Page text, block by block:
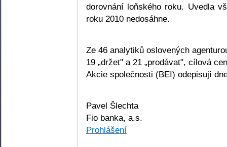
dorovnání loňského roku. Uvedla
roku 2010 nedosáhne.
Ze 46 analytiků oslovených
19 „držet" a 21 „prodávat", cílová
Akcie společnosti (BEI) odepisují
Pavel Šlechta
Fio banka, a.s.
Prohlášení